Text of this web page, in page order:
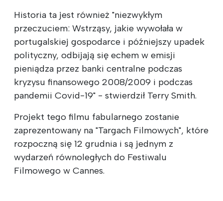
Historia ta jest również "niezwykłym
przeczuciem: Wstrząsy, jakie wywołała w
portugalskiej gospodarce i późniejszy upadek
polityczny, odbijają się echem w emisji
pieniądza przez banki centralne podczas
kryzysu finansowego 2008/2009 i podczas
pandemii Covid-19" - stwierdził Terry Smith.
Projekt tego filmu fabularnego zostanie
zaprezentowany na "Targach Filmowych", które
rozpoczną się 12 grudnia i są jednym z
wydarzeń równoległych do Festiwalu
Filmowego w Cannes.